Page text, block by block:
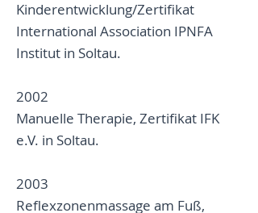
Kinderentwicklung/Zertifikat
International Association IPNFA
Institut in Soltau.
2002
Manuelle Therapie, Zertifikat IFK
e.V. in Soltau.
2003
Reflexzonenmassage am Fuß,